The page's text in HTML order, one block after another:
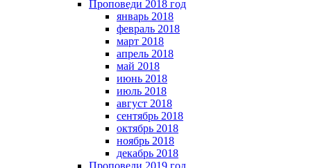
Проповеди 2018 год
январь 2018
февраль 2018
март 2018
апрель 2018
май 2018
июнь 2018
июль 2018
август 2018
сентябрь 2018
октябрь 2018
ноябрь 2018
декабрь 2018
Проповеди 2019 год